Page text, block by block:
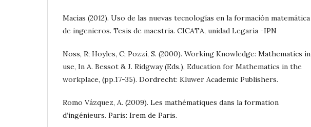
Macias (2012). Uso de las nuevas tecnologías en la formación matemática
de ingenieros. Tesis de maestria. CICATA, unidad Legaria -IPN
Noss, R; Hoyles, C; Pozzi, S. (2000). Working Knowledge: Mathematics in
use, In A. Bessot & J. Ridgway (Eds.), Education for Mathematics in the
workplace, (pp.17-35). Dordrecht: Kluwer Academic Publishers.
Romo Vázquez, A. (2009). Les mathématiques dans la formation
d’ingénieurs. Paris: Irem de Paris.